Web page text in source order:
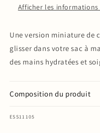
Afficher les
Une version miniature de
glisser dans votre sac à
des mains hydratées et
Composition du produit
SKU:
ESS11105